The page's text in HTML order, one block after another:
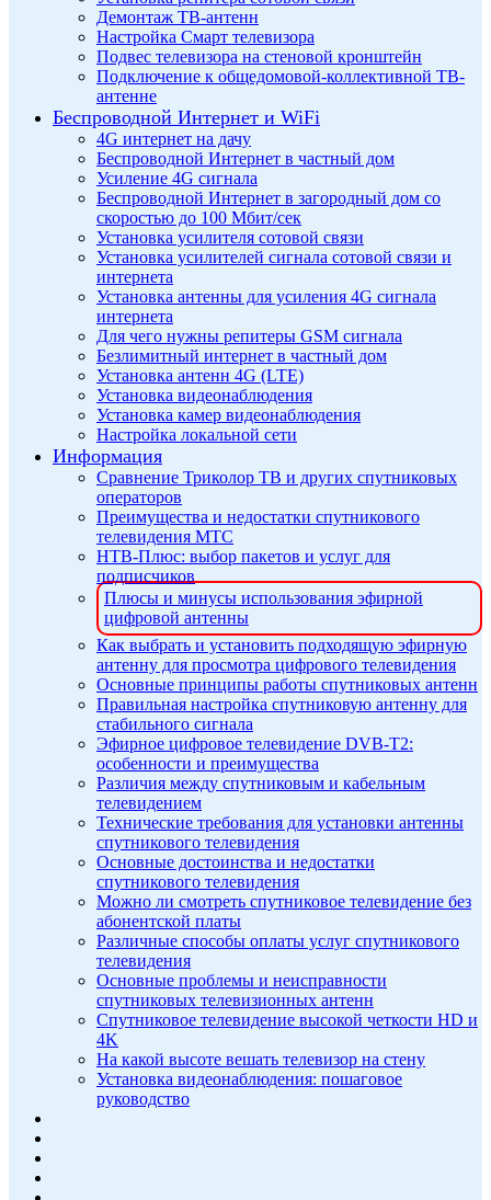
Демонтаж ТВ-антенн
Настройка Смарт телевизора
Подвес телевизора на стеновой кронштейн
Подключение к общедомовой-коллективной ТВ-
антенне
Беспроводной Интернет и WiFi
4G интернет на дачу
Беспроводной Интернет в частный дом
Усиление 4G сигнала
Беспроводной Интернет в загородный дом со
скоростью до 100 Мбит/сек
Установка усилителя сотовой связи
Установка усилителей сигнала сотовой связи и
интернета
Установка антенны для усиления 4G сигнала
интернета
Для чего нужны репитеры GSM сигнала
Безлимитный интернет в частный дом
Установка антенн 4G (LTE)
Установка видеонаблюдения
Установка камер видеонаблюдения
Настройка локальной сети
Информация
Сравнение Триколор ТВ и других спутниковых
операторов
Преимущества и недостатки спутникового
телевидения МТС
НТВ-Плюс: выбор пакетов и услуг для
подписчиков
Плюсы и минусы использования эфирной
цифровой антенны
Как выбрать и установить подходящую эфирную
антенну для просмотра цифрового телевидения
Основные принципы работы спутниковых антенн
Правильная настройка спутниковую антенну для
стабильного сигнала
Эфирное цифровое телевидение DVB-T2:
особенности и преимущества
Различия между спутниковым и кабельным
телевидением
Технические требования для установки антенны
спутникового телевидения
Основные достоинства и недостатки
спутникового телевидения
Можно ли смотреть спутниковое телевидение без
абонентской платы
Различные способы оплаты услуг спутникового
телевидения
Основные проблемы и неисправности
спутниковых телевизионных антенн
Спутниковое телевидение высокой четкости HD и
4K
На какой высоте вешать телевизор на стену
Установка видеонаблюдения: пошаговое
руководство